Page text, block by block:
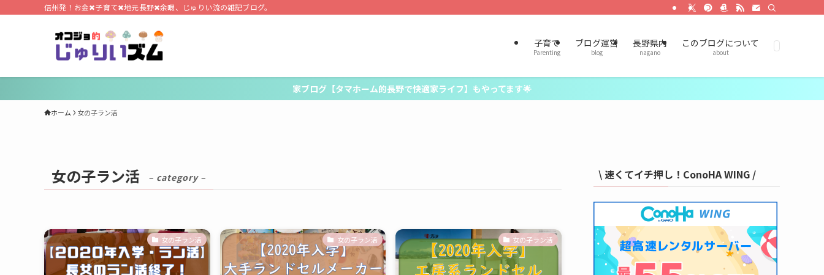
信州発！お金✖子育て✖地元長野✖余暇、じゅりい流の雑記ブログ。
子育て
Parenting
ブログ運営
blog
長野県内
nagano
このブログについて
about
家ブログ【タマホーム的長野で快適家ライフ】もやってます🌟
ホーム 女の子ラン活
女の子ラン活 – category –
女の子ラン活 女の子ラン活 女の子ラン活
\ 速くてイチ押し！ConoHA WING /